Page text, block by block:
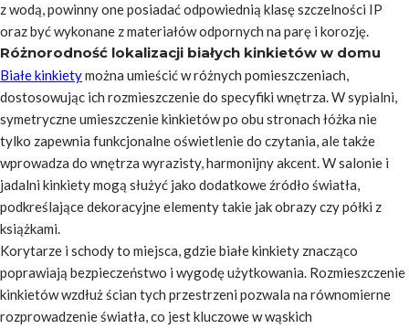
z wodą, powinny one posiadać odpowiednią klasę szczelności IP
oraz być wykonane z materiałów odpornych na parę i korozję.
Różnorodność lokalizacji białych kinkietów w domu
Białe kinkietymożna umieścić w różnych pomieszczeniach,
dostosowując ich rozmieszczenie do specyfiki wnętrza. W sypialni,
symetryczne umieszczenie kinkietów po obu stronach łóżka nie
tylko zapewnia funkcjonalne oświetlenie do czytania, ale także
wprowadza do wnętrza wyrazisty, harmonijny akcent. W salonie i
jadalni kinkiety mogą służyć jako dodatkowe źródło światła,
podkreślające dekoracyjne elementy takie jak obrazy czy półki z
książkami.
Korytarze i schody to miejsca, gdzie białe kinkiety znacząco
poprawiają bezpieczeństwo i wygodę użytkowania. Rozmieszczenie
kinkietów wzdłuż ścian tych przestrzeni pozwala na równomierne
rozprowadzenie światła, co jest kluczowe w wąskich